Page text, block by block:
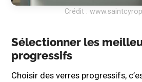
Crédit :
Sélectionner les
progressifs
Choisir des verres progressifs,